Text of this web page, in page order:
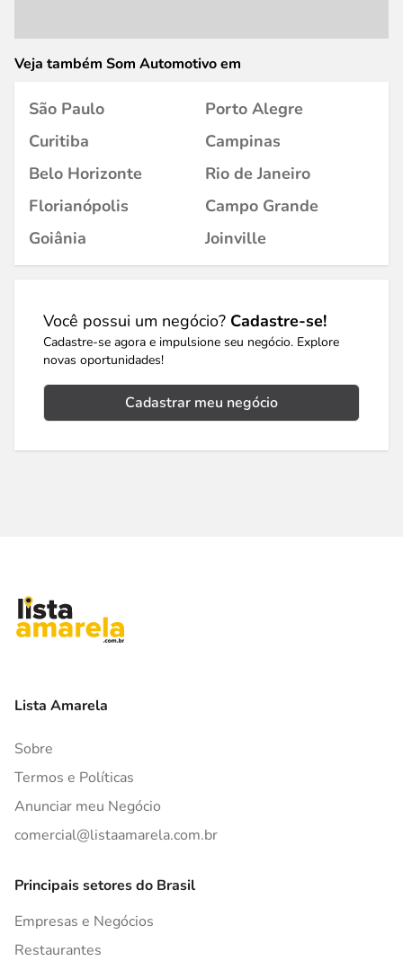
Veja também Som Automotivo em
São Paulo
Porto Alegre
Curitiba
Campinas
Belo Horizonte
Rio de Janeiro
Florianópolis
Campo Grande
Goiânia
Joinville
Você possui um negócio? Cadastre-se!
Cadastre-se agora e impulsione seu negócio. Explore
novas oportunidades!
Cadastrar meu negócio
Lista Amarela
Sobre
Termos e Políticas
Anunciar meu Negócio
comercial@listaamarela.com.br
Principais setores do Brasil
Empresas e Negócios
Restaurantes